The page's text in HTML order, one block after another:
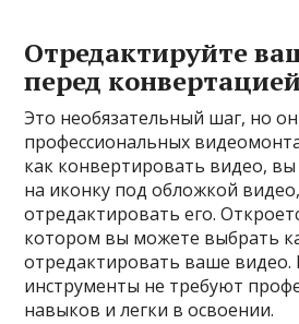
Отредактируйте
перед конвертацией
Это необязательный шаг, но
профессиональных
как конвертировать видео,
на иконку под обложкой
отредактировать его.
котором вы можете выбрать
отредактировать ваше видео.
инструменты не требуют
навыков и легки в освоении.